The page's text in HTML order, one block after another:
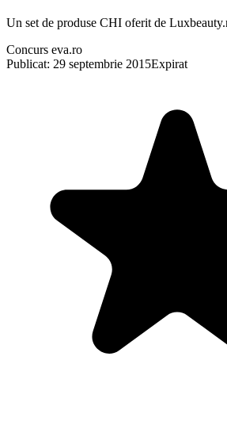
Un set de produse CHI oferit de
Concurs eva.ro
Publicat: 29 septembrie 2015Expirat